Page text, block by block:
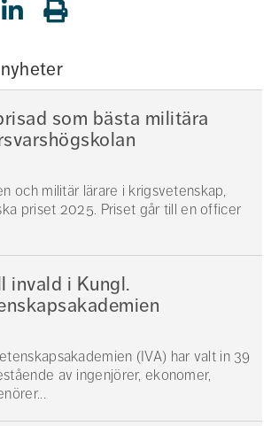
som bästa militära
och militär lärare i krigsvetenskap,
priset 2025. Priset går till en officer
invald i Kungl.
(IVA) har valt in 39
av ingenjörer, ekonomer,